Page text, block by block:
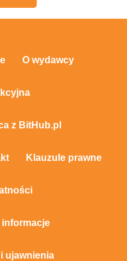
O wydawcy
z BitHub.pl
Klauzule prawne
ujawnienia